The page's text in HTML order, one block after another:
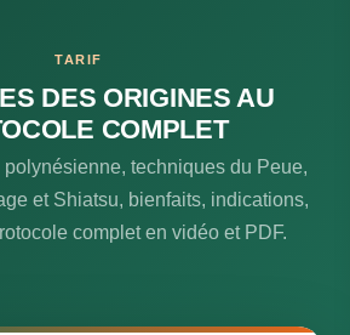
TARIF
DES ORIGINES AU
COMPLET
polynésienne, techniques du Peue,
et Shiatsu, bienfaits, indications,
complet en vidéo et PDF.